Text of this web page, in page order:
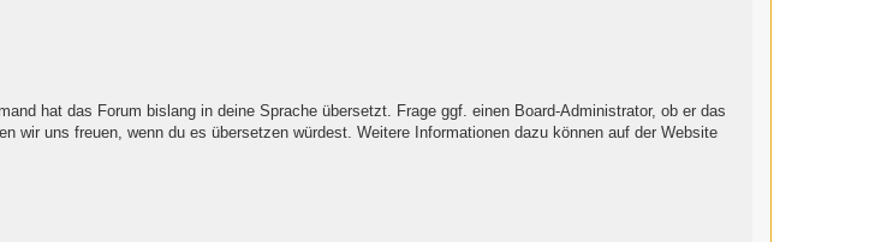
hat das Forum bislang in deine Sprache übersetzt. Frage ggf. einen Board-Administrator, ob er das
uns freuen, wenn du es übersetzen würdest. Weitere Informationen dazu können auf der Website